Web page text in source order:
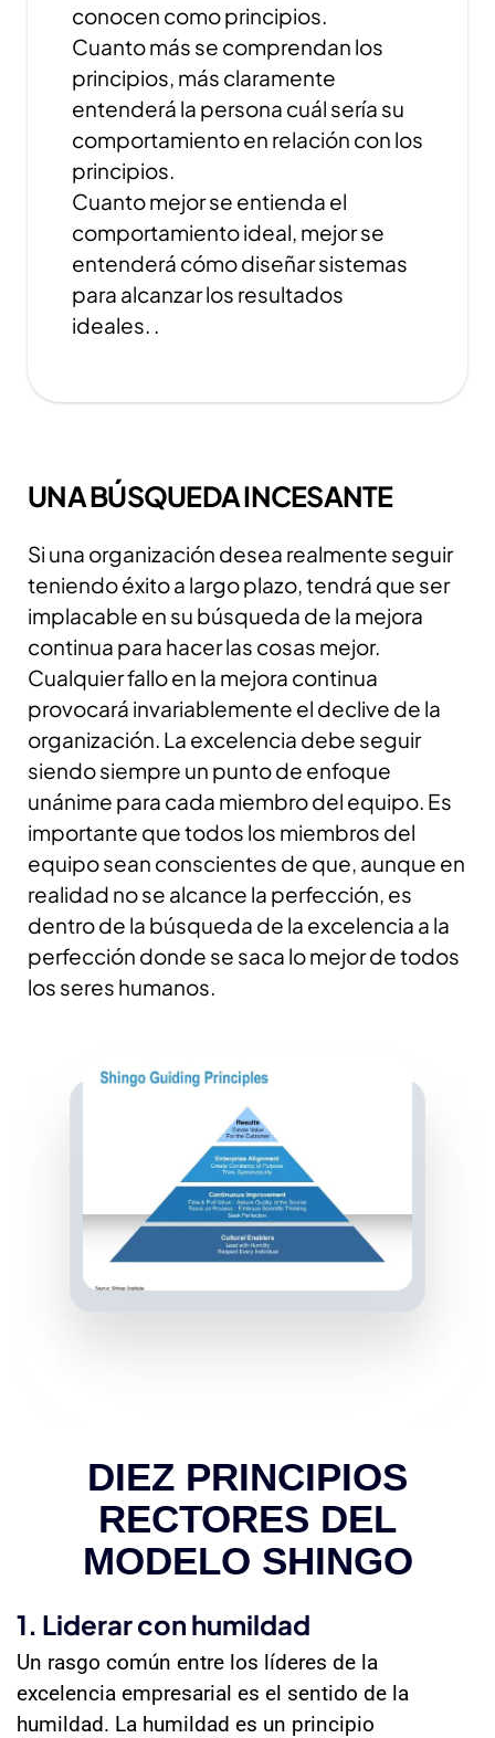
conocen como principios.
Cuanto más se comprendan los
principios, más claramente
entenderá la persona cuál sería su
comportamiento en relación con los
principios.
Cuanto mejor se entienda el
comportamiento ideal, mejor se
entenderá cómo diseñar sistemas
para alcanzar los resultados
ideales. .
UNA BÚSQUEDA INCESANTE
Si una organización desea realmente seguir
teniendo éxito a largo plazo, tendrá que ser
implacable en su búsqueda de la mejora
continua para hacer las cosas mejor.
Cualquier fallo en la mejora continua
provocará invariablemente el declive de la
organización. La excelencia debe seguir
siendo siempre un punto de enfoque
unánime para cada miembro del equipo. Es
importante que todos los miembros del
equipo sean conscientes de que, aunque en
realidad no se alcance la perfección, es
dentro de la búsqueda de la excelencia a la
perfección donde se saca lo mejor de todos
los seres humanos.
DIEZ PRINCIPIOS
RECTORES DEL
MODELO SHINGO
1. Liderar con humildad
Un rasgo común entre los líderes de la
excelencia empresarial es el sentido de la
humildad. La humildad es un principio